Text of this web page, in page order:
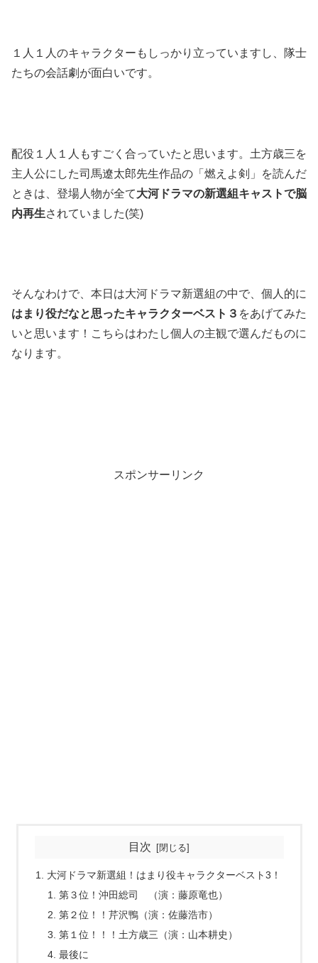
１人１人のキャラクターもしっかり立っていますし、隊士
たちの会話劇が面白いです。
配役１人１人もすごく合っていたと思います。土方歳三を
主人公にした司馬遼太郎先生作品の「燃えよ剣」を読んだ
ときは、登場人物が全て大河ドラマの新選組キャストで脳
内再生されていました(笑)
そんなわけで、本日は大河ドラマ新選組の中で、個人的に
はまり役だなと思ったキャラクターベスト３ をあげてみた
いと思います！こちらはわたし個人の主観で選んだものに
なります。
スポンサーリンク
目次
大河ドラマ新選組！はまり役キャラクターベスト3！
第３位！沖田総司 （演：藤原竜也）
第２位！！芹沢鴨（演：佐藤浩市）
第１位！！！土方歳三（演：山本耕史）
最後に